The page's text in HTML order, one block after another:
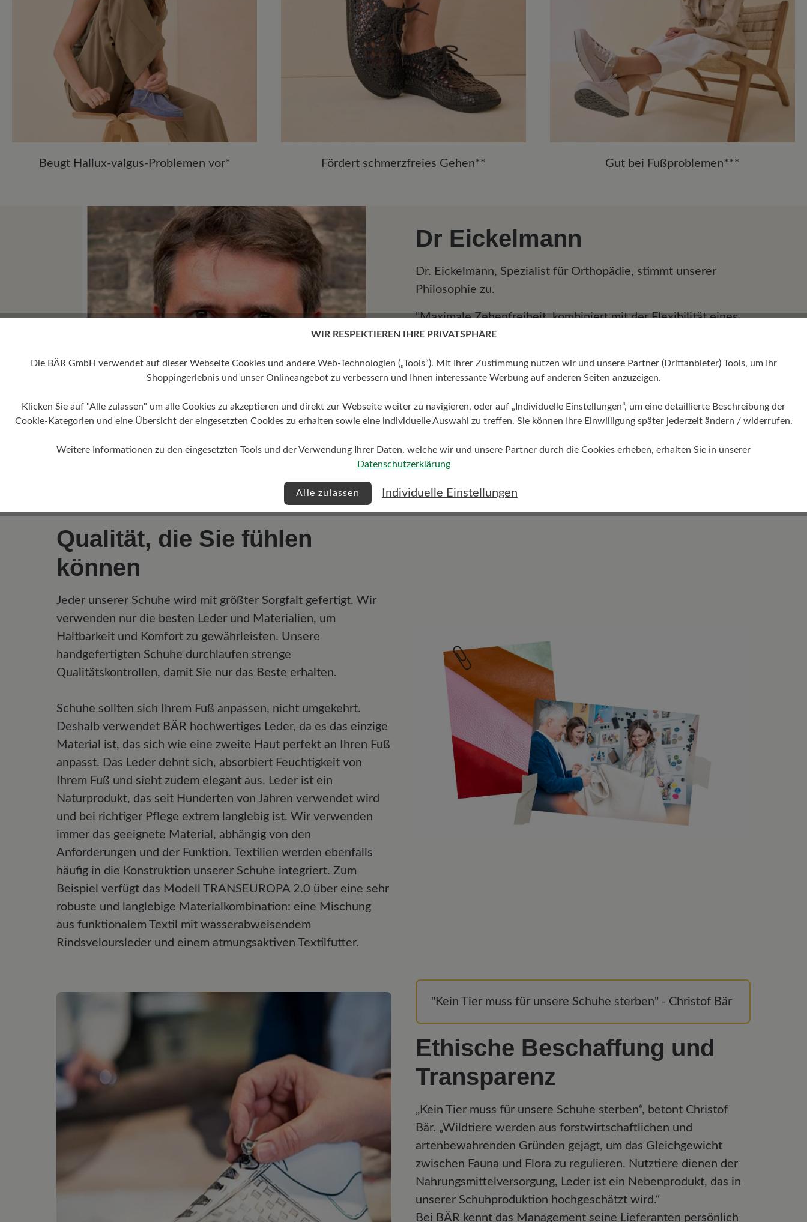
Beugt Hallux-valgus-Problemen vor* Fördert schmerzfreies Gehen** Gut bei Fußproblemen***
Dr Eickelmann
Dr. Eickelmann, Spezialist für Orthopädie, stimmt unserer
Philosophie zu.
"Maximale Zehenfreiheit, kombiniert mit der Flexibilität eines
Barfußschuhs, fördert die Zusammenarbeit des Fußes. Die
werden somit gefördert. In BÄR-Schuhen sind die Zehen- und
gleichmäßigen Druck auf Ihren Fuß führt. Das anatomische
Gleichgewicht Ihrer Wirbelsäule verhindert Haltungsprobleme
Bandscheiben werden entlastet und die Gelenke geschützt."
Qualität, die Sie fühlen
können
Jeder unserer Schuhe wird mit größter Sorgfalt gefertigt. Wir
verwenden nur die besten Leder und Materialien, um
Haltbarkeit und Komfort zu gewährleisten. Unsere
handgefertigten Schuhe durchlaufen strenge
Qualitätskontrollen, damit Sie nur das Beste erhalten.
Schuhe sollten sich Ihrem Fuß anpassen, nicht umgekehrt.
Deshalb verwendet BÄR hochwertiges Leder, da es das einzige
Material ist, das sich wie eine zweite Haut perfekt an Ihren Fuß
anpasst. Das Leder dehnt sich, absorbiert Feuchtigkeit von
Ihrem Fuß und sieht zudem elegant aus. Leder ist ein
Naturprodukt, das seit Hunderten von Jahren verwendet wird
und bei richtiger Pflege extrem langlebig ist. Wir verwenden
immer das geeignete Material, abhängig von den
Anforderungen und der Funktion. Textilien werden ebenfalls
häufig in die Konstruktion unserer Schuhe integriert. Zum
Beispiel verfügt das Modell TRANSEUROPA 2.0 über eine sehr
robuste und langlebige Materialkombination: eine Mischung
aus funktionalem Textil mit wasserabweisendem
Rindsveloursleder und einem atmungsaktiven Textilfutter.
"Kein Tier muss für unsere Schuhe sterben" - Christof Bär
Ethische Beschaffung und
Transparenz
„Kein Tier muss für unsere Schuhe sterben“, betont Christof
Bär. „Wildtiere werden aus forstwirtschaftlichen und
artenbewahrenden Gründen gejagt, um das Gleichgewicht
zwischen Fauna und Flora zu regulieren. Nutztiere dienen der
Nahrungsmittelversorgung, Leder ist ein Nebenprodukt, das in
unserer Schuhproduktion hochgeschätzt wird.“
Bei BÄR kennt das Management seine Lieferanten persönlich
WIR RESPEKTIEREN IHRE PRIVATSPHÄRE
Die BÄR GmbH verwendet auf dieser Webseite Cookies und andere Web-Technologien („Tools“). Mit Ihrer Zustimmung nutzen wir und unsere Partner (Drittanbieter) Tools, um Ihr
Shoppingerlebnis und unser Onlineangebot zu verbessern und Ihnen interessante Werbung auf anderen Seiten anzuzeigen.
Klicken Sie auf "Alle zulassen" um alle Cookies zu akzeptieren und direkt zur Webseite weiter zu navigieren, oder auf „Individuelle Einstellungen“, um eine detaillierte Beschreibung der
Cookie-Kategorien und eine Übersicht der eingesetzten Cookies zu erhalten sowie eine individuelle Auswahl zu treffen. Sie können Ihre Einwilligung später jederzeit ändern / widerrufen.
Weitere Informationen zu den eingesetzten Tools und der Verwendung Ihrer Daten, welche wir und unsere Partner durch die Cookies erheben, erhalten Sie in unserer
Datenschutzerklärung
Alle zulassen Individuelle Einstellungen